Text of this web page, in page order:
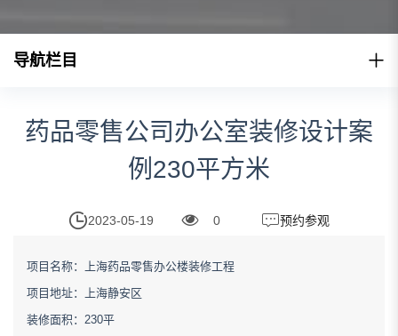
导航栏目
药品零售公司办公室装修设计案
例230平方米
2023-05-19 0 预约参观
项目名称：上海药品零售办公楼装修工程
项目地址：上海静安区
装修面积：230平